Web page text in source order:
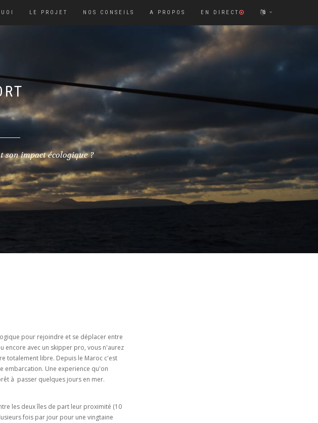
LE PROJET NOS CONSEILS A PROPOS EN DIRECT
impact écologique ?
pour rejoindre et se déplacer entre
encore avec un skipper pro, vous n'aurez
totalement libre. Depuis le Maroc c'est
embarcation. Une experience qu'on
à passer quelques jours en mer.
les deux îles de part leur proximité (10
fois par jour pour une vingtaine